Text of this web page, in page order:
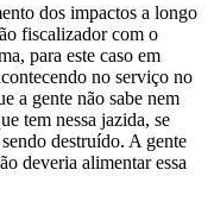
dos impactos a longo
fiscalizador com o
para este caso em
no serviço no
a gente não sabe nem
tem nessa jazida, se
destruído. A gente
deveria alimentar essa